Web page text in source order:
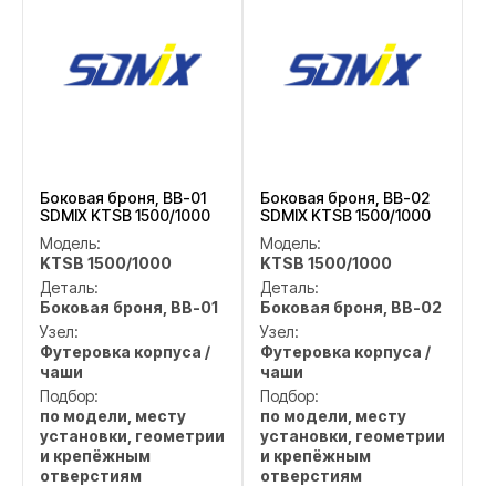
Боковая броня, BB-01
SDMIX KTSB 1500/1000
Модель:
KTSB 1500/1000
Деталь:
Боковая броня, BB-01
Узел:
Футеровка корпуса /
чаши
Подбор:
по модели, месту
установки, геометрии
и крепёжным
отверстиям
Боковая броня, BB-02
SDMIX KTSB 1500/1000
Модель:
KTSB 1500/1000
Деталь:
Боковая броня, BB-02
Узел:
Футеровка корпуса /
чаши
Подбор:
по модели, месту
установки, геометрии
и крепёжным
отверстиям